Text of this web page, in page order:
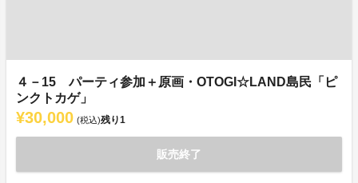
４－15 パーティ参加＋原画・OTOGI☆LAND島民「ピ
ンクトカゲ」
¥30,000 (税込)残り1
販売終了